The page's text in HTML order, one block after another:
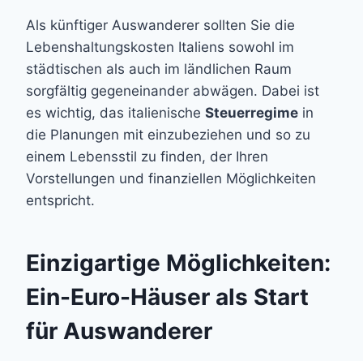
Als künftiger Auswanderer sollten Sie die
Lebenshaltungskosten Italiens sowohl im
städtischen als auch im ländlichen Raum
sorgfältig gegeneinander abwägen. Dabei ist
es wichtig, das italienische Steuerregime in
die Planungen mit einzubeziehen und so zu
einem Lebensstil zu finden, der Ihren
Vorstellungen und finanziellen Möglichkeiten
entspricht.
Einzigartige Möglichkeiten:
Ein-Euro-Häuser als Start
für Auswanderer